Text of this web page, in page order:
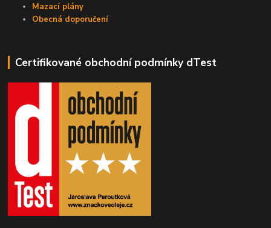
Mazací plány
Obecná doporučení
Certifikované obchodní podmínky dTest